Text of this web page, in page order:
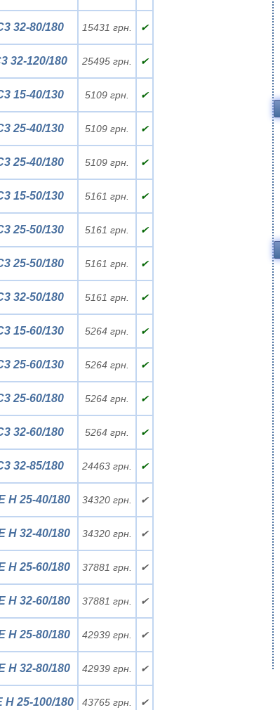
32-80/180 15431 грн. ✔
32-120/180 25495 грн. ✔
15-40/130 5109 грн. ✔
25-40/130 5109 грн. ✔
25-40/180 5109 грн. ✔
15-50/130 5161 грн. ✔
25-50/130 5161 грн. ✔
25-50/180 5161 грн. ✔
32-50/180 5161 грн. ✔
15-60/130 5264 грн. ✔
25-60/130 5264 грн. ✔
25-60/180 5264 грн. ✔
32-60/180 5264 грн. ✔
32-85/180 24463 грн. ✔
H 25-40/180 34320 грн. ✔
H 32-40/180 34320 грн. ✔
H 25-60/180 37881 грн. ✔
H 32-60/180 37881 грн. ✔
H 25-80/180 42939 грн. ✔
H 32-80/180 42939 грн. ✔
H 25-100/180 43765 грн. ✔